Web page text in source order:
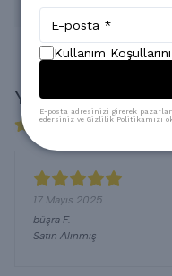
* Kuru
Yorumlar
1
17 Mayıs 2025
büşra F.
Satın Alınmış
Kullanım
E-posta adresinizi girerek
edersiniz ve Gizlilik Politikamızı